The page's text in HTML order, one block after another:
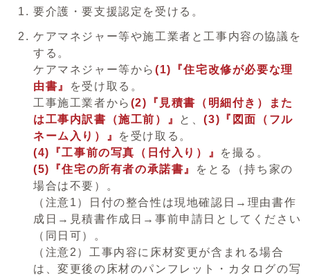
要介護・要支援認定を受ける。
ケアマネジャー等や施工業者と工事内容の協議を
する。
ケアマネジャー等から (1)『住宅改修が必要な理
由書』
を受け取る。
工事施工業者から (2)『見積書（明細付き）また
は工事内訳書（施工前）』
と、(3)『図面（フル
ネーム入り）』
を受け取る。
(4)『工事前の写真（日付入り）』
を撮る。
(5)『住宅の所有者の承諾書』
をとる（持ち家の
場合は不要）。
（注意1）日付の整合性は現地確認日→理由書作
成日→見積書作成日→事前申請日としてください
（同日可）。
（注意2）工事内容に床材変更が含まれる場合
は、変更後の床材のパンフレット・カタログの写